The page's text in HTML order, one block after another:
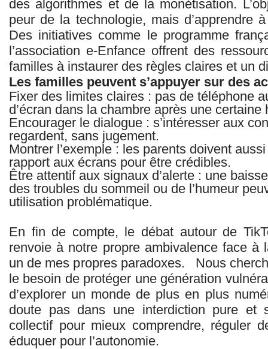
des algorithmes et de la monétisation.
peur de la technologie, mais d’apprendre
Des initiatives comme le programme
l’association e-Enfance offrent des
familles à instaurer des règles claires et un
Les familles peuvent s’appuyer sur des
Fixer des limites claires : pas de téléphone
d’écran dans la chambre après une certaine
Encourager le dialogue : s’intéresser aux
regardent, sans jugement.
Montrer l’exemple : les parents doivent
rapport aux écrans pour être crédibles.
Être attentif aux signaux d’alerte : une
des troubles du sommeil ou de l’humeur
utilisation problématique.
En fin de compte, le débat autour de
renvoie à notre propre ambivalence face à
un de mes propres paradoxes. Nous
le besoin de protéger une génération
d’explorer un monde de plus en plus
doute pas dans une interdiction pure et
collectif pour mieux comprendre, réguler
éduquer pour l’autonomie.